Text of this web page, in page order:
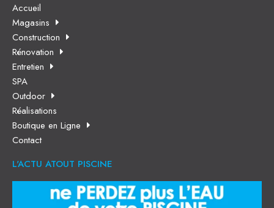
Accueil
Magasins
Construction
Rénovation
Entretien
SPA
Outdoor
Réalisations
Boutique en Ligne
Contact
L'ACTU ATOUT PISCINE